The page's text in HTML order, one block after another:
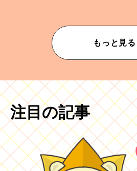
もっと見る
注目の記事